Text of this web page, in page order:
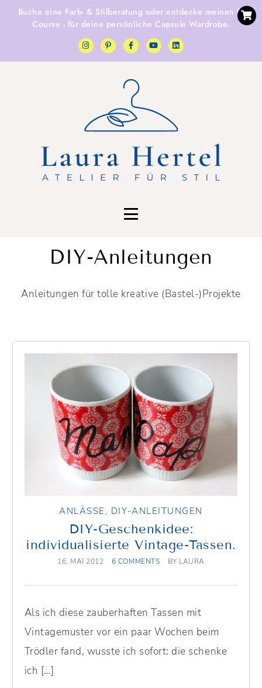
Buche eine Farb- & Stilberatung oder entdecke meinen E-
Course - für deine persönliche Capsule Wardrobe.
DIY-Anleitungen
Anleitungen für tolle kreative (Bastel-)Projekte
ANLÄSSE , DIY-ANLEITUNGEN
DIY-Geschenkidee:
individualisierte Vintage-Tassen.
16. MAI 2012 6 COMMENTS BY LAURA
Als ich diese zauberhaften Tassen mit
Vintagemuster vor ein paar Wochen beim
Trödler fand, wusste ich sofort: die schenke
ich […]